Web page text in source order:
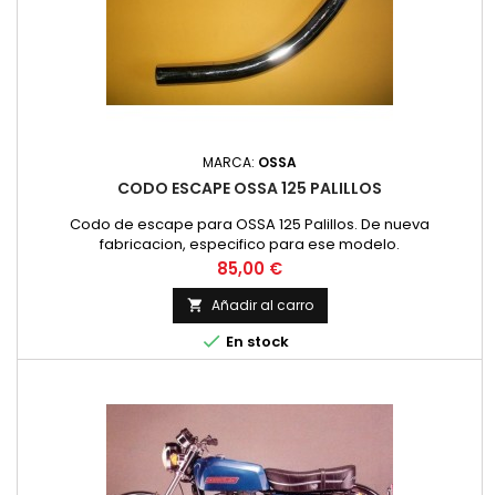
MARCA: OSSA
CODO ESCAPE OSSA 125 PALILLOS
Codo de escape para OSSA 125 Palillos. De nueva
fabricacion, especifico para ese modelo.
Precio
85,00 €
 Añadir al carro
 En stock